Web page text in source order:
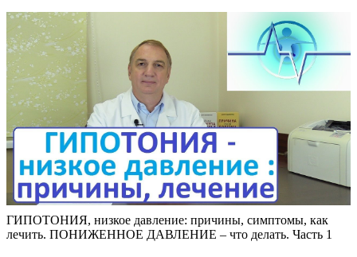
ГИПОТОНИЯ, низкое давление: причины, симптомы, как
лечить. ПОНИЖЕННОЕ ДАВЛЕНИЕ – что делать. Часть 1